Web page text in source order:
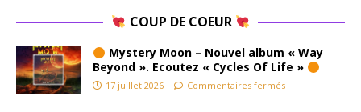
COUP DE COEUR
Mystery Moon – Nouvel album « Way
Beyond ». Ecoutez « Cycles Of Life »
17 juillet 2026 Commentaires fermés